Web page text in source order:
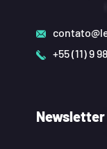
+55 (11) 9
Newsletter